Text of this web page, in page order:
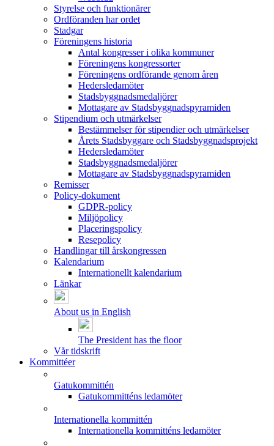
Styrelse och funktionärer
Ordföranden har ordet
Stadgar
Föreningens historia
Antal kongresser i olika kommuner
Föreningens kongressorter
Föreningens ordförande genom åren
Hedersledamöter
Stadsbyggnadsmedaljörer
Mottagare av Stadsbyggnadspyramiden
Stipendium och utmärkelser
Bestämmelser för stipendier och utmärkelser
Årets Stadsbyggare och Stadsbyggnadsprojekt
Hedersledamöter
Stadsbyggnadsmedaljörer
Mottagare av Stadsbyggnadspyramiden
Remisser
Policy-dokument
GDPR-policy
Miljöpolicy
Placeringspolicy
Resepolicy
Handlingar till årskongressen
Kalendarium
Internationellt kalendarium
Länkar
About us in English
The President has the floor
Vår tidskrift
Kommittéer
Gatukommittén
Gatukommitténs ledamöter
Internationella kommittén
Internationella kommitténs ledamöter